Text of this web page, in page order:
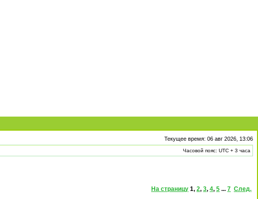
Текущее время: 06 авг 2026, 13:06
Часовой пояс: UTC + 3 часа
На страницу 1, 2, 3, 4, 5 ... 7 След.